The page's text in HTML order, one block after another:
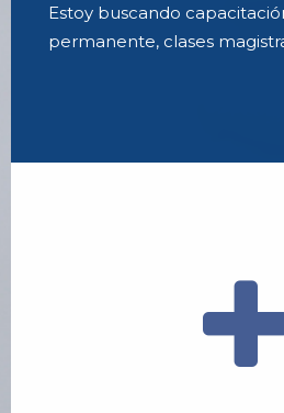
Estoy buscando
permanente, clases